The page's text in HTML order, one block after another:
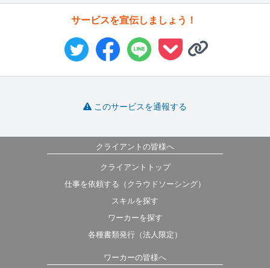
サービスを宣伝しましょう！
このサービスを通報する
クライアントの皆様へ
クライアントトップ
仕事を依頼する（クラウドソーシング）
スキルを探す
ワーカーを探す
各種書類発行（法人限定）
ワーカーの皆様へ